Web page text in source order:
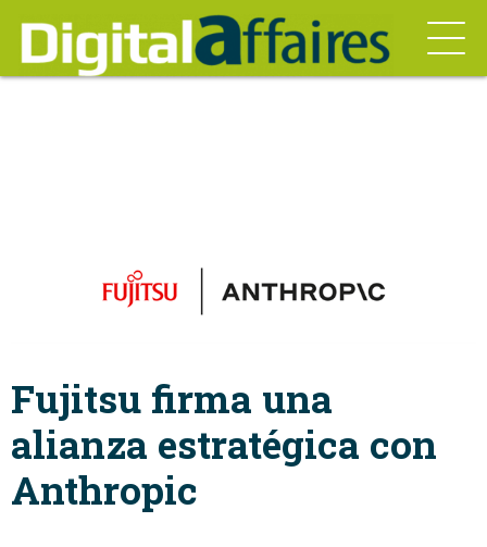
Fujitsu firma una
alianza estratégica con
Anthropic